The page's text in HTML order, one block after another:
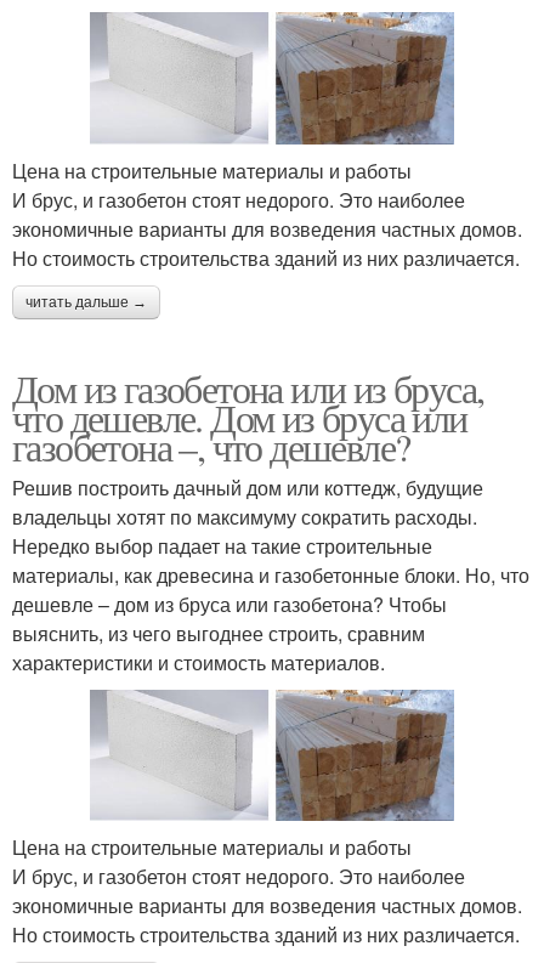
Цена на строительные материалы и работы
И брус, и газобетон стоят недорого. Это наиболее
экономичные варианты для возведения частных домов.
Но стоимость строительства зданий из них различается.
читать дальше →
Дом из газобетона или из бруса,
что дешевле. Дом из бруса или
газобетона –, что дешевле?
Решив построить дачный дом или коттедж, будущие
владельцы хотят по максимуму сократить расходы.
Нередко выбор падает на такие строительные
материалы, как древесина и газобетонные блоки. Но, что
дешевле – дом из бруса или газобетона? Чтобы
выяснить, из чего выгоднее строить, сравним
характеристики и стоимость материалов.
Цена на строительные материалы и работы
И брус, и газобетон стоят недорого. Это наиболее
экономичные варианты для возведения частных домов.
Но стоимость строительства зданий из них различается.